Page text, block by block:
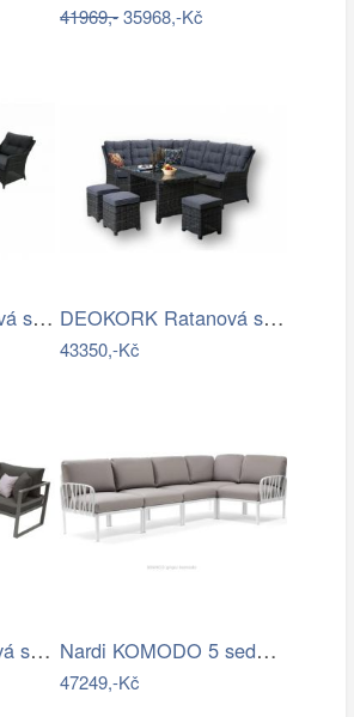
41969,-35968,-Kč
DEOKORK Ratanová sestava PAOLA antracit… DEOKORK Ratanová sestava DAKOTA …
43350,-Kč
DEOKORK Hliníková sestava pro 5 osob… Nardi KOMODO 5 sedačka Mdum
47249,-Kč